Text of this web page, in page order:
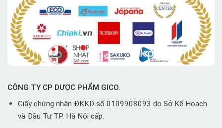
CÔNG TY CP DƯỢC PHẨM GICO.
Giấy chứng nhận ĐKKD số 0109908093 do Sở Kế Hoạch
và Đầu Tư TP. Hà Nội cấp.